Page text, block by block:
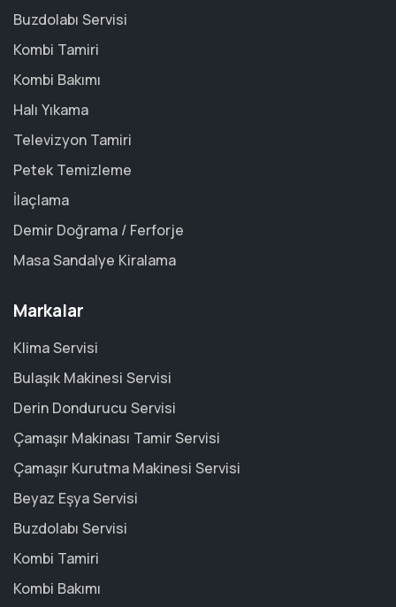
Buzdolabı Servisi
Kombi Tamiri
Kombi Bakımı
Halı Yıkama
Televizyon Tamiri
Petek Temizleme
İlaçlama
Demir Doğrama / Ferforje
Masa Sandalye Kiralama
Markalar
Klima Servisi
Bulaşık Makinesi Servisi
Derin Dondurucu Servisi
Çamaşır Makinası Tamir Servisi
Çamaşır Kurutma Makinesi Servisi
Beyaz Eşya Servisi
Buzdolabı Servisi
Kombi Tamiri
Kombi Bakımı